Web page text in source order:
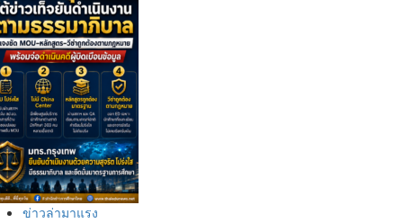
ข่าวล่ามาแรง